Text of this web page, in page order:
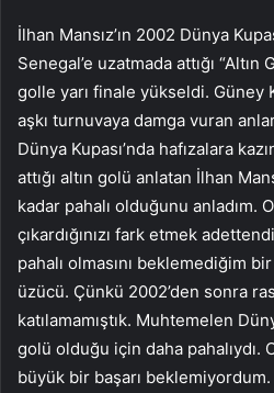
İlhan Mansız’ın 2002 Dünya
Senegal’e uzatmada attığı “Altın
golle yarı finale yükseldi. Güney
aşkı turnuvaya damga vuran
Dünya Kupası’nda hafızalara
attığı altın golü anlatan İlhan
kadar pahalı olduğunu anladım.
çıkardığınızı fark etmek
pahalı olmasını beklemediğim
üzücü. Çünkü 2002’den sonra
katılamamıştık. Muhtemelen
golü olduğu için daha pahalıydı.
büyük bir başarı